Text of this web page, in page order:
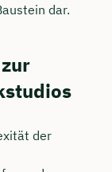
dar.
der